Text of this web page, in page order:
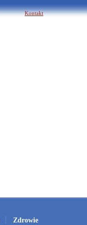
Kontakt
Zdrowie